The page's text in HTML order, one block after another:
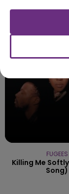
TITRES
FUGEES
Killing Me
Song)